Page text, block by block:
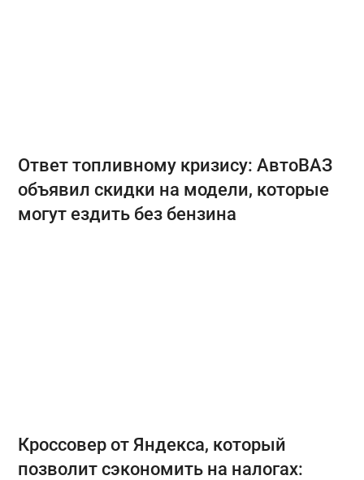
Ответ топливному кризису: АвтоВАЗ
объявил скидки на модели, которые
могут ездить без бензина
Кроссовер от Яндекса, который
позволит сэкономить на налогах: